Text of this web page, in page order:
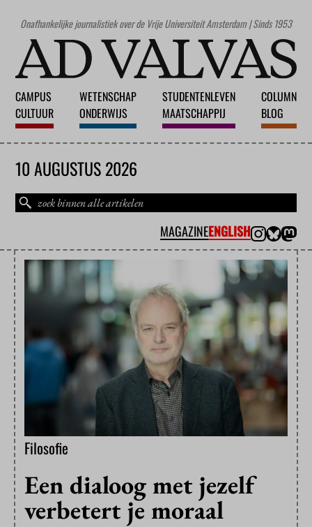
Onafhankelijke journalistiek over de Vrije Universiteit Amsterdam | Sinds 1953
CAMPUS
CULTUUR
WETENSCHAP
ONDERWIJS
STUDENTENLEVEN
MAATSCHAPPIJ
COLUMN
BLOG
10 AUGUSTUS 2026
MAGAZINEENGLISH
Filosofie
Een dialoog met jezelf
verbetert je moraal